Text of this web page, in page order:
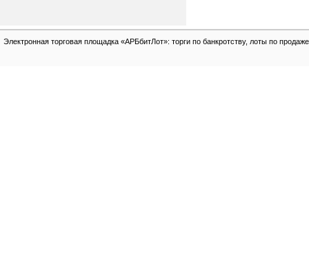
Электронная торговая площадка «АРБбитЛот»: торги по банкротству, лоты по